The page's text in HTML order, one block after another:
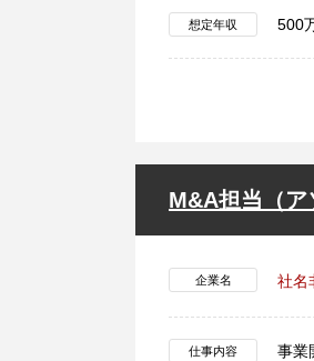
想定年収 500
M&A担当（ア
企業名 社名
仕事内容
事業